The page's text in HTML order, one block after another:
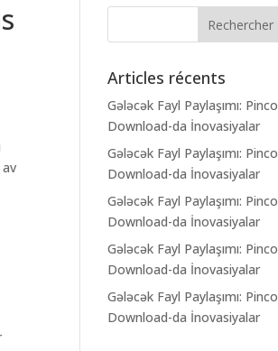
Articles récents
Gələcək Fayl Paylaşımı: Pinco
Download-da İnovasiyalar
Gələcək Fayl Paylaşımı: Pinco
Download-da İnovasiyalar
Gələcək Fayl Paylaşımı: Pinco
Download-da İnovasiyalar
Gələcək Fayl Paylaşımı: Pinco
Download-da İnovasiyalar
Gələcək Fayl Paylaşımı: Pinco
Download-da İnovasiyalar